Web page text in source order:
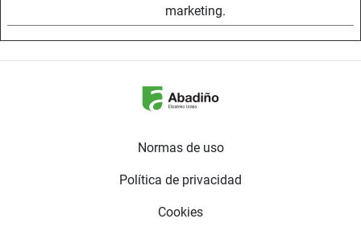
marketing.
Normas de uso
Política de privacidad
Cookies